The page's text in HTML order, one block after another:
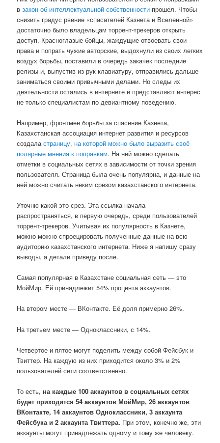
взакон об интеллектуальной собственности прошел. Чтобы
снизить градус рвение «спасателей Казнета и Вселенной»
достаточно было владельцам торрент-трекеров открыть
доступ. Красноглазые бойцы, жаждущие отвоевать свои
права и попрать чужие авторские, выдохнули из своих легких
воздух борьбы, поставили в очередь закачек последние
релизы и, выпустив из рук клавиатуру, отправились дальше
заниматься своими привычными делами. Но следы их
деятельности остались в интернете и представляют интерес
не только специалистам по девиантному поведению.
Например, фронтмен борьбы за спасение Казнета,
Казахстанская ассоциация интернет развития и ресурсов
создаластраницу, на которой можно было выразить своё
полярные мнения к поправкам. На ней можно сделать
отметки в социальных сетях в зависимости от точки зрения
пользователя. Страница была очень популярна, и данные на
ней можно считать неким срезом казахстанского интернета.
Уточню какой это срез. Эта ссылка начала
распространяться, в первую очередь, среди пользователей
торрент-трекеров. Учитывая их популярность в Казнете,
можно можно спроецировать полученные данные на всю
аудиторию казахстанского интернета. Ниже я напишу сразу
выводы, а детали приведу после.
Самая популярная в Казахстане социальная сеть — это
МойМир. Ей принадлежит 54% процента аккаунтов.
На втором месте — ВКонтакте. Её доля примерно 26%.
На третьем месте — Одноклассники, с 14%.
Четвертое и пятое могут поделить между собой Фейсбук и
Твиттер. На каждую из них приходится около 3% и 2%
пользователей сети соответственно.
То есть, на каждые 100 аккаунтов в социальных сетях
будет приходится 54 аккаунтов МойМир, 26 аккаунтов
ВКонтакте, 14 аккаунтов Одноклассники, 3 аккаунта
Фейсбука и 2 аккаунта Твиттера. При этом, конечно же, эти
аккаунты могут принадлежать одному и тому же человеку.